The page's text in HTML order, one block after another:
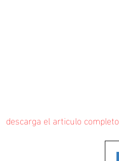
descarga el articulo completo